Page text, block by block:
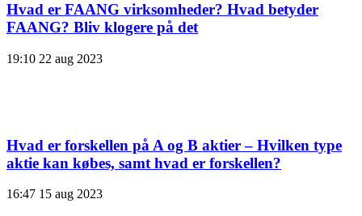
Hvad er FAANG virksomheder? Hvad betyder
FAANG? Bliv klogere på det
19:10 22 aug 2023
Hvad er forskellen på A og B aktier – Hvilken type
aktie kan købes, samt hvad er forskellen?
16:47 15 aug 2023